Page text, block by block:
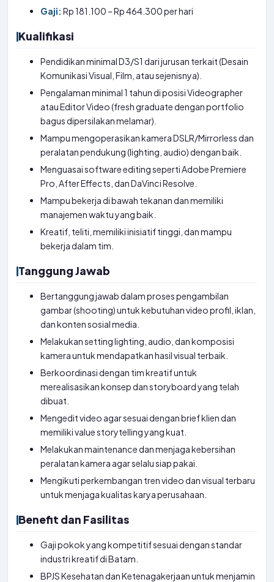
Gaji: Rp 181.100 – Rp 464.300 per hari
Kualifikasi
Pendidikan minimal D3/S1 dari jurusan terkait (Desain
Komunikasi Visual, Film, atau sejenisnya).
Pengalaman minimal 1 tahun di posisi Videographer
atau Editor Video (fresh graduate dengan portfolio
bagus dipersilakan melamar).
Mampu mengoperasikan kamera DSLR/Mirrorless dan
peralatan pendukung (lighting, audio) dengan baik.
Menguasai software editing seperti Adobe Premiere
Pro, After Effects, dan DaVinci Resolve.
Mampu bekerja di bawah tekanan dan memiliki
manajemen waktu yang baik.
Kreatif, teliti, memiliki inisiatif tinggi, dan mampu
bekerja dalam tim.
Tanggung Jawab
Bertanggung jawab dalam proses pengambilan
gambar (shooting) untuk kebutuhan video profil, iklan,
dan konten sosial media.
Melakukan setting lighting, audio, dan komposisi
kamera untuk mendapatkan hasil visual terbaik.
Berkoordinasi dengan tim kreatif untuk
merealisasikan konsep dan storyboard yang telah
dibuat.
Mengedit video agar sesuai dengan brief klien dan
memiliki value storytelling yang kuat.
Melakukan maintenance dan menjaga kebersihan
peralatan kamera agar selalu siap pakai.
Mengikuti perkembangan tren video dan visual terbaru
untuk menjaga kualitas karya perusahaan.
Benefit dan Fasilitas
Gaji pokok yang kompetitif sesuai dengan standar
industri kreatif di Batam.
BPJS Kesehatan dan Ketenagakerjaan untuk menjamin